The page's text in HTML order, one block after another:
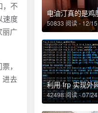
，不
速度
丽广
，
进去
50833 阅读 - 12/15
42498 阅读 - 07/24